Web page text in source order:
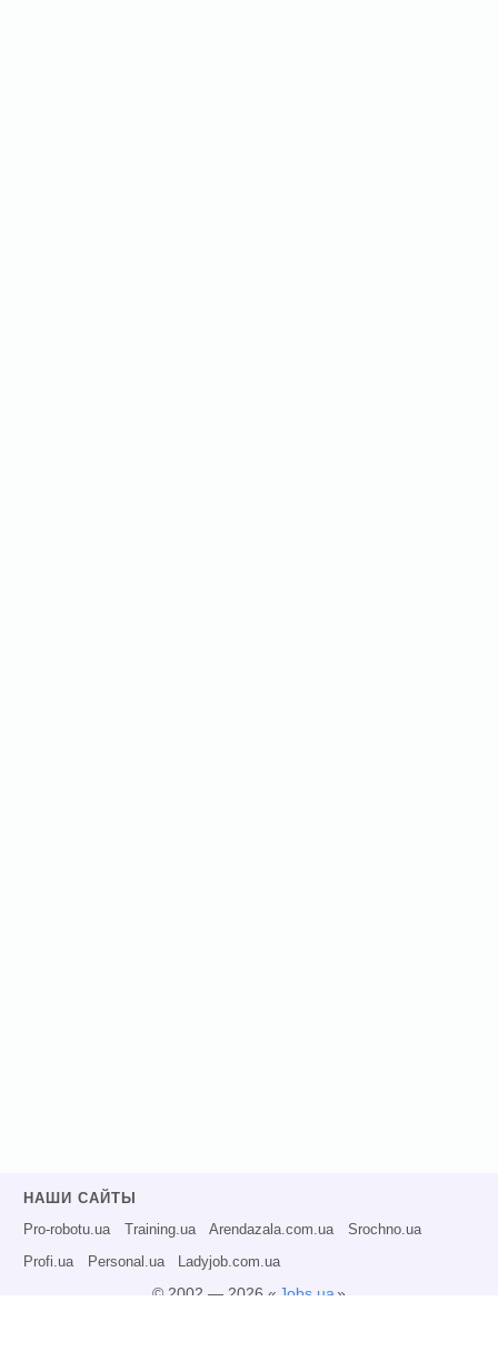
НАШИ САЙТЫ
Pro-robotu.ua Training.ua Arendazala.com.ua Srochno.ua
Profi.ua Personal.ua Ladyjob.com.ua
© 2002 — 2026 « Jobs.ua»